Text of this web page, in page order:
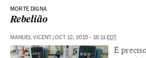
MORTE DIGNA
Rebelião
MANUEL VICENT OCT 12, 2015 - 16:11 EDT
É